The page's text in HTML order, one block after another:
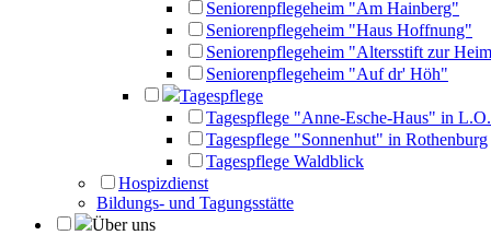
Seniorenpflegeheim "Am Hainberg"
Seniorenpflegeheim "Haus Hoffnung"
Seniorenpflegeheim "Altersstift zur
Seniorenpflegeheim "Auf dr' Höh"
Tagespflege
Tagespflege "Anne-Esche-Haus" in L.O.
Tagespflege "Sonnenhut" in Rothenburg
Tagespflege Waldblick
Hospizdienst
Bildungs- und Tagungsstätte
Über uns